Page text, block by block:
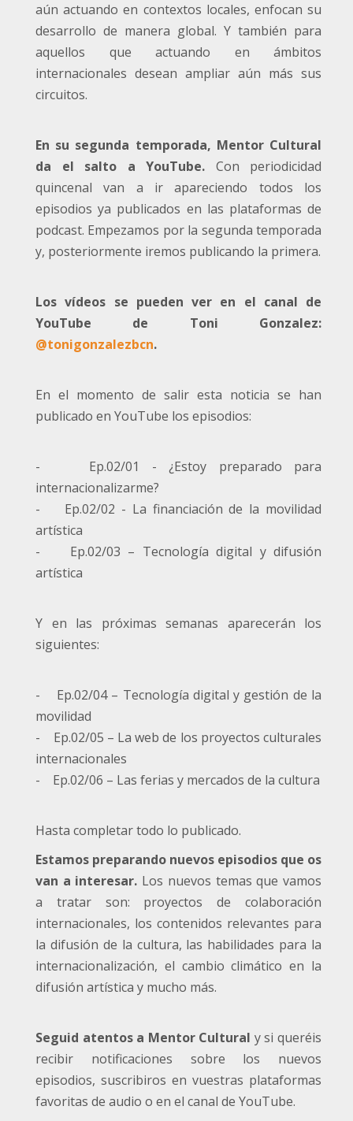
aún actuando en contextos locales, enfocan su
desarrollo de manera global. Y también para
aquellos que actuando en ámbitos
internacionales desean ampliar aún más sus
circuitos.
En su segunda temporada, Mentor Cultural
da el salto a YouTube. Con periodicidad
quincenal van a ir apareciendo todos los
episodios ya publicados en las plataformas de
podcast. Empezamos por la segunda temporada
y, posteriormente iremos publicando la primera.
Los vídeos se pueden ver en el canal de
YouTube de Toni Gonzalez:
@tonigonzalezbcn.
En el momento de salir esta noticia se han
publicado en YouTube los episodios:
- Ep.02/01 - ¿Estoy preparado para
internacionalizarme?
- Ep.02/02 - La financiación de la movilidad
artística
- Ep.02/03 – Tecnología digital y difusión
artística
Y en las próximas semanas aparecerán los
siguientes:
- Ep.02/04 – Tecnología digital y gestión de la
movilidad
- Ep.02/05 – La web de los proyectos culturales
internacionales
- Ep.02/06 – Las ferias y mercados de la cultura
Hasta completar todo lo publicado.
Estamos preparando nuevos episodios que os
van a interesar. Los nuevos temas que vamos
a tratar son: proyectos de colaboración
internacionales, los contenidos relevantes para
la difusión de la cultura, las habilidades para la
internacionalización, el cambio climático en la
difusión artística y mucho más.
Seguid atentos a Mentor Cultural y si queréis
recibir notificaciones sobre los nuevos
episodios, suscribiros en vuestras plataformas
favoritas de audio o en el canal de YouTube.